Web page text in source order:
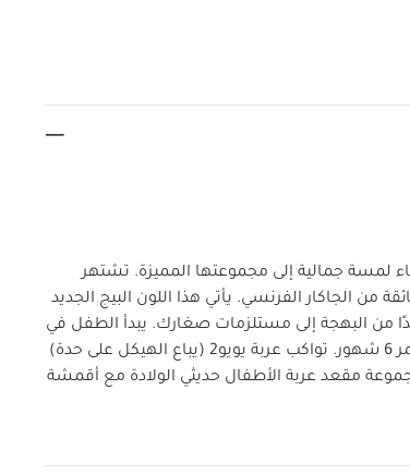
لمسة جمالية إلى مجموعتها المميزة. تشتهر
من الجاكار الفرنسي. يأتي هذا اللون البيج الجديد
من البهجة إلى مستلزمات صغارك. يبدأ الطفل في
اكتشاف العالم الخارجي ومشاهدة الطريق بداية من عمر 6 شهور. تواكب عربة يويو2 (يباع الهيكل على حدة)
مقعد عربة الأطفال حديثي الولادة مع أقمشة